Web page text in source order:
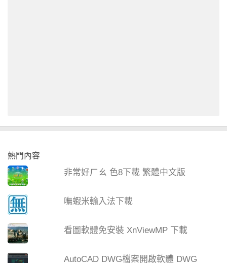
熱門內容
非常好ㄏㄠ 色8下載 繁體中文版
嘸蝦米輸入法下載
看圖軟體免安裝 XnViewMP 下載
AutoCAD DWG檔案開啟軟體 DWG